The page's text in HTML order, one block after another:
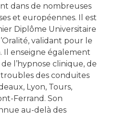
dans de nombreuses
et européennes. Il est
Diplôme Universitaire
validant pour le
Il enseigne également
l’hypnose clinique, de
troubles des conduites
Lyon, Tours,
Ferrand. Son
au-delà des